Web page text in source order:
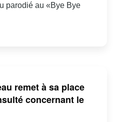
parodié au «Bye Bye
remet à sa place
concernant le